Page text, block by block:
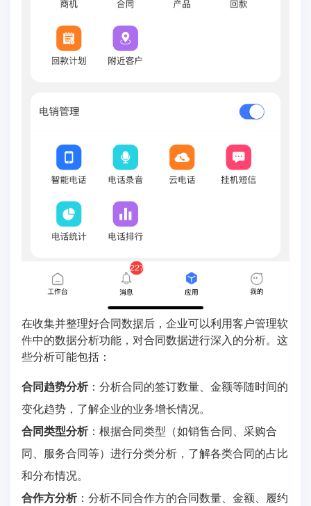
在收集并整理好合同数据后，企业可以利用客户管理软
件中的数据分析功能，对合同数据进行深入的分析。这
些分析可能包括：
合同趋势分析：分析合同的签订数量、金额等随时间的
变化趋势，了解企业的业务增长情况。
合同类型分析：根据合同类型（如销售合同、采购合
同、服务合同等）进行分类分析，了解各类合同的占比
和分布情况。
合作方分析：分析不同合作方的合同数量、金额、履约